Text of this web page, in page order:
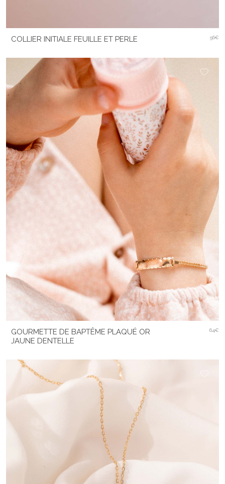
COLLIER INITIALE FEUILLE ET PERLE 56€
GOURMETTE DE BAPTÊME PLAQUÉ OR
JAUNE DENTELLE
64€